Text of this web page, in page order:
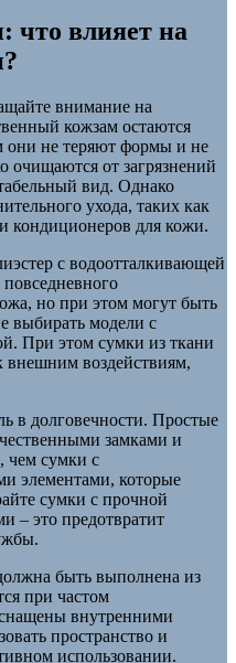
что влияет на
внимание на
кожзам остаются
не теряют формы и не
очищаются от загрязнений
вид. Однако
ухода, таких как
кондиционеров для кожи.
с водоотталкивающей
но при этом могут быть
выбирать модели с
При этом сумки из ткани
внешним воздействиям,
в долговечности. Простые
замками и
чем сумки с
элементами, которые
сумки с прочной
– это предотвратит
быть выполнена из
при частом
внутренними
пространство и
использовании.